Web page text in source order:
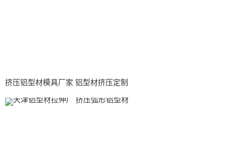
挤压铝型材模具厂家 铝型材挤压定制